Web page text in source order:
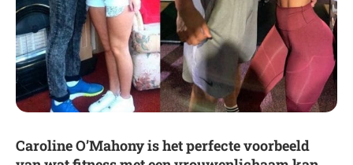
Caroline O’Mahony is het perfecte voorbeeld